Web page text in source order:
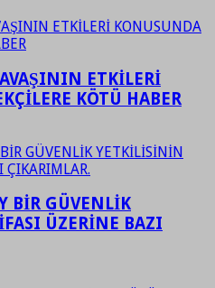
ETKİLERİ
KÖTÜ HABER
BİR GÜVENLİK
ÜZERİNE BAZI